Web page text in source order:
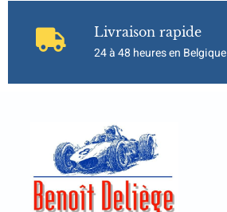
Livraison rapide
24 à 48 heures en Belgique